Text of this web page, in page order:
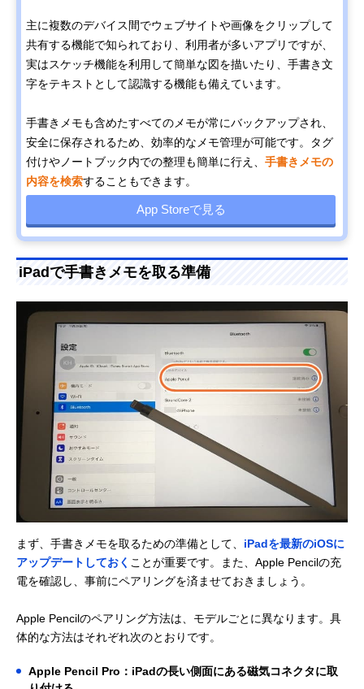
主に複数のデバイス間でウェブサイトや画像をクリップして
共有する機能で知られており、利用者が多いアプリですが、
実はスケッチ機能を利用して簡単な図を描いたり、手書き文
字をテキストとして認識する機能も備えています。
手書きメモも含めたすべてのメモが常にバックアップされ、
安全に保存されるため、効率的なメモ管理が可能です。タグ
付けやノートブック内での整理も簡単に行え、 手書きメモの
内容を検索することもできます。
App Storeで見る
iPadで手書きメモを取る準備
まず、手書きメモを取るための準備として、 iPadを最新のiOSに
アップデートしておく ことが重要です。また、Apple Pencilの充
電を確認し、事前にペアリングを済ませておきましょう。
Apple Pencilのペアリング方法は、モデルごとに異なります。具
体的な方法はそれぞれ次のとおりです。
Apple Pencil Pro：iPadの長い側面にある磁気コネクタに取